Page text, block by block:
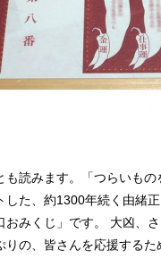
も読みます。「つらいも
した、約1300年続く由緒
みくじ」です。 大凶、
の、皆さんを応援する